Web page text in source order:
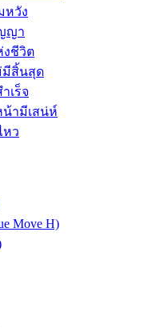
หวัง
ญา
งชีวิต
มีสิ้นสุด
เร็จ
น้ามีเสน่ห์
หว
Move H)